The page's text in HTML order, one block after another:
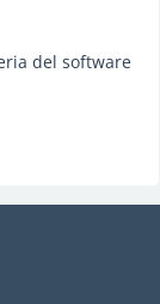
del software